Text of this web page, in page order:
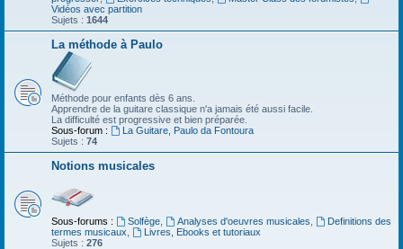
Vidéos avec partition
Sujets : 1644
La méthode à Paulo
Méthode pour enfants dès 6 ans.
Apprendre de la guitare classique n'a jamais été aussi facile.
La difficulté est progressive et bien préparée.
Sous-forum :
La Guitare, Paulo da Fontoura
Sujets : 74
Notions musicales
Sous-forums : Solfège, Analyses d'oeuvres musicales
Definitions des
termes musicaux
Livres, Ebooks et tutoriaux
Sujets : 276